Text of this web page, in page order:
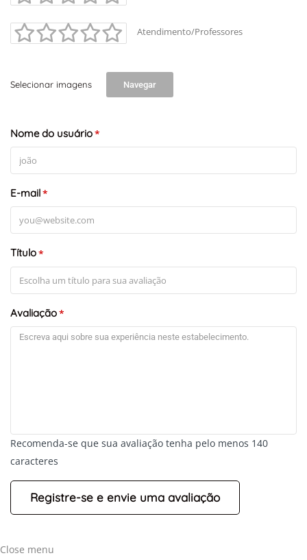
+-
Atendimento/Professores
Selecionar imagens Navegar
Nome do usuário*
E-mail*
Título*
Avaliação*
Recomenda-se que sua avaliação tenha pelo menos 140
caracteres
Close menu